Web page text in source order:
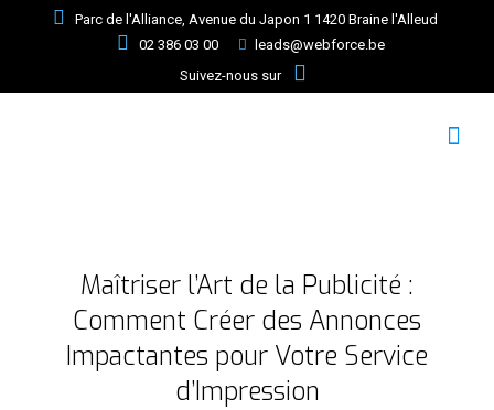
Parc de l'Alliance, Avenue du Japon 1 1420 Braine l'Alleud
02 386 03 00
leads@webforce.be
Suivez-nous sur
Maîtriser l’Art de la Publicité :
Comment Créer des Annonces
Impactantes pour Votre Service
d’Impression